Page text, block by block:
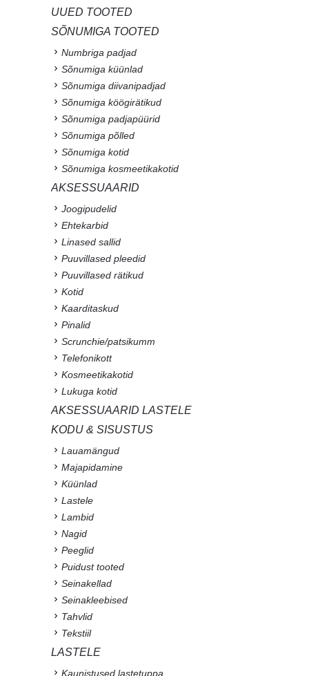
UUED TOOTED
SÕNUMIGA TOOTED
Numbriga padjad
Sõnumiga küünlad
Sõnumiga diivanipadjad
Sõnumiga köögirätikud
Sõnumiga padjapüürid
Sõnumiga põlled
Sõnumiga kotid
Sõnumiga kosmeetikakotid
AKSESSUAARID
Joogipudelid
Ehtekarbid
Linased sallid
Puuvillased pleedid
Puuvillased rätikud
Kotid
Kaarditaskud
Pinalid
Scrunchie/patsikumm
Telefonikott
Kosmeetikakotid
Lukuga kotid
AKSESSUAARID LASTELE
KODU & SISUSTUS
Lauamängud
Majapidamine
Küünlad
Lastele
Lambid
Nagid
Peeglid
Puidust tooted
Seinakellad
Seinakleebised
Tahvlid
Tekstiil
LASTELE
Kaunistused lastetuppa